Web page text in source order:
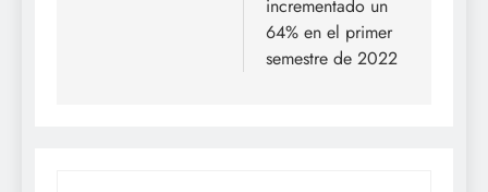
incrementado un
64% en el primer
semestre de 2022